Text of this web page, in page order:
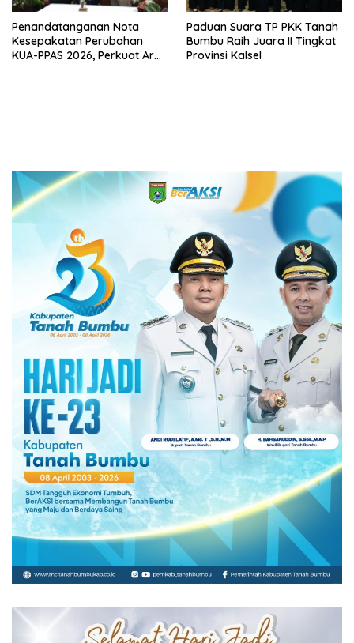
Penandatanganan Nota
Kesepakatan Perubahan
KUA-PPAS 2026, Perkuat Arah
Paduan Suara TP PKK Tanah
Bumbu Raih Juara II Tingkat
Provinsi Kalsel